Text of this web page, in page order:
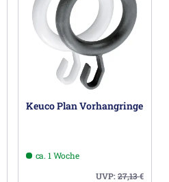
Keuco Plan Vorhangringe
ca. 1 Woche
UVP:27,13€